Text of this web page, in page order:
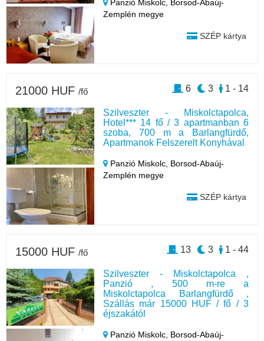
Panzió Miskolc,
Borsod-Abaúj-
Zemplén megye
SZÉP kártya
Szilveszter - Miskolctapolca,
Hotel*** 14 fő / 3 apartmanban 6
szoba, 700 m a Barlangfürdő,
Apartmanok Felszerelt Konyhával
Panzió Miskolc, Borsod-Abaúj-
Zemplén megye
SZÉP kártya
21000 HUF /fő 1 - 14
3
6
Szilveszter - Miskolctapolca ,
Panzió , 500 m-re a
Miskolctapolca Barlangfürdő ,
Szállás már 15000 HUF / fő / 3
éjszakától
Panzió Miskolc, Borsod-Abaúj-
15000 HUF /fő 1 - 44
3
13